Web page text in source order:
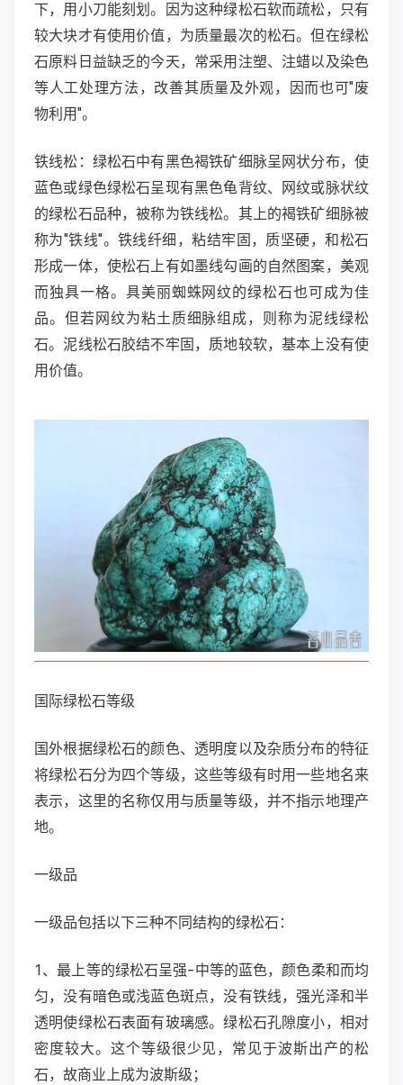
下，用小刀能刻划。因为这种绿松石软而疏松，只有
较大块才有使用价值，为质量最次的松石。但在绿松
石原料日益缺乏的今天，常采用注塑、注蜡以及染色
等人工处理方法，改善其质量及外观，因而也可"废
物利用"。
铁线松 ：绿松石中有黑色褐铁矿细脉呈网状分布，使
蓝色或绿色绿松石呈现有黑色龟背纹、网纹或脉状纹
的绿松石品种，被称为铁线松。其上的褐铁矿细脉被
称为"铁线"。铁线纤细，粘结牢固，质坚硬，和松石
形成一体，使松石上有如墨线勾画的自然图案，美观
而独具一格。具美丽蜘蛛网纹的绿松石也可成为佳
品。但若网纹为粘土质细脉组成，则称为泥线绿松
石。泥线松石胶结不牢固，质地较软，基本上没有使
用价值。
国际绿松石等级
国外根据绿松石的颜色、透明度以及杂质分布的特征
将绿松石分为四个等级，这些等级有时用一些地名来
表示，这里的名称仅用与质量等级，并不指示地理产
地。
一级品
一级品包括以下三种不同结构的绿松石：
1、最上等的绿松石呈强-中等的蓝色，颜色柔和而均
匀，没有暗色或浅蓝色斑点，没有铁线，强光泽和半
透明使绿松石表面有玻璃感。绿松石孔隙度小，相对
密度较大。这个等级很少见，常见于波斯出产的松
石，故商业上成为波斯级；